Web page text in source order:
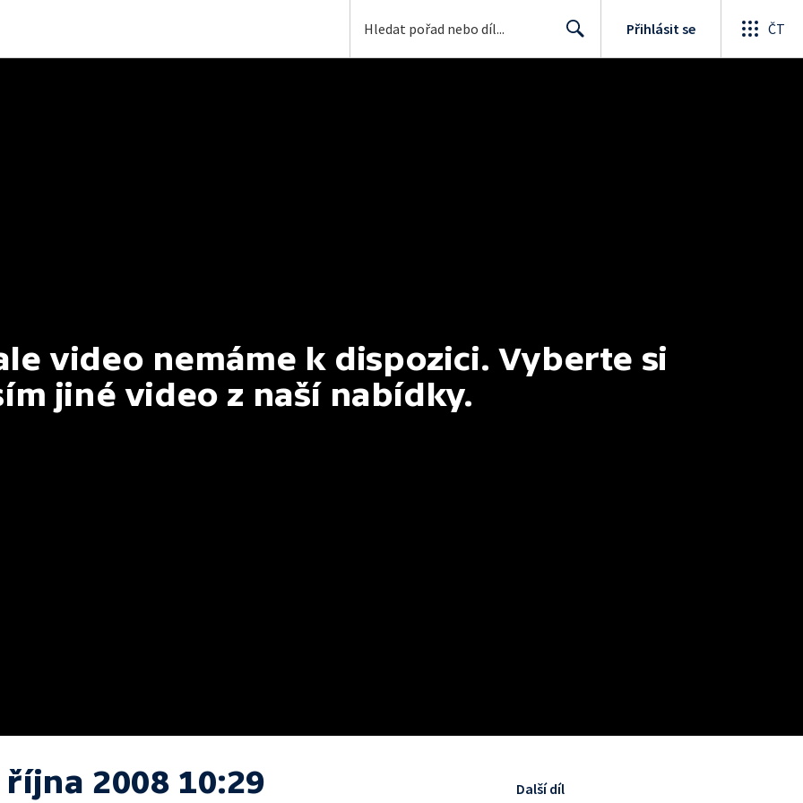
Přihlásit se ČT
video nemáme k dispozici. Vyberte si
jiné video z naší nabídky.
října 2008 10:29 Další díl